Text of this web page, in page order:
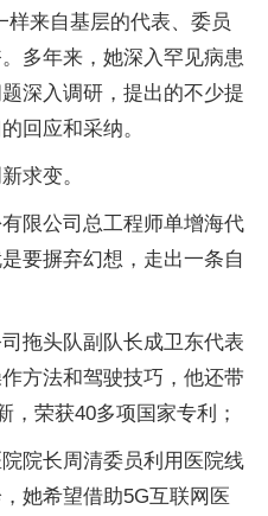
样来自基层的代表、委员
多年来，她深入罕见病患
深入调研，提出的不少提
回应和采纳。
求变。
限公司总工程师单增海代
要摒弃幻想，走出一条自
拖头队副队长成卫东代表
方法和驾驶技巧，他还带
，荣获40多项国家专利；
院长周清委员利用医院线
她希望借助5G互联网医